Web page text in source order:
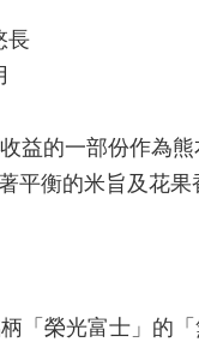
長
益的一部份作為
平衡的米旨及花
「榮光富士」的